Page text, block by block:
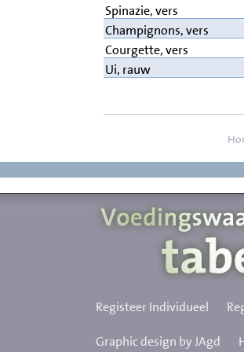
Spinazie, vers
Champignons, vers
Courgette, vers
Ui, rauw
Registeer Individueel
Graphic design by JAgd